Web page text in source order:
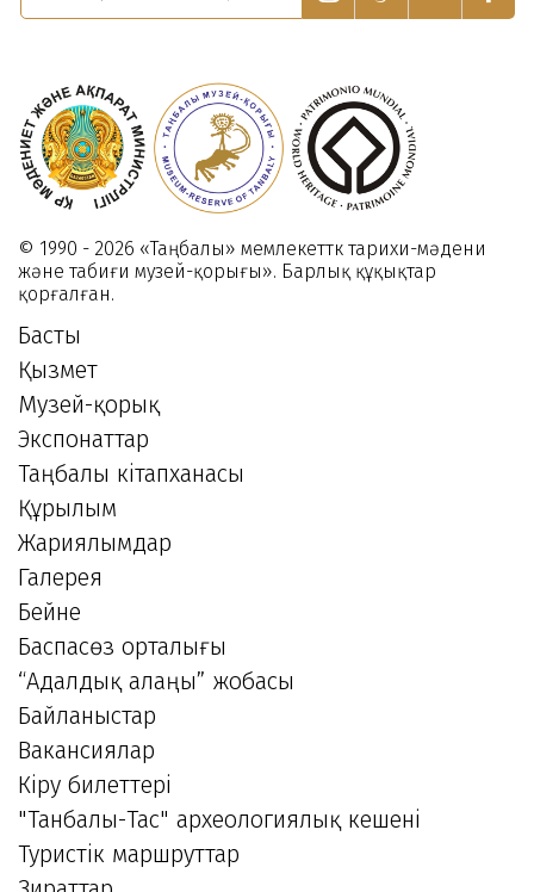
© 1990 - 2026 «Таңбалы» мемлекеттк тарихи-мәдени
және табиғи музей-қорығы». Барлық құқықтар
қорғалған.
Басты
Қызмет
Музей-қорық
Экспонаттар
Таңбалы кітапханасы
Құрылым
Жариялымдар
Галерея
Бейне
Баспасөз орталығы
“Адалдық алаңы” жобасы
Байланыстар
Вакансиялар
Кіру билеттері
"Танбалы-Тас" археологиялық кешені
Туристік маршруттар